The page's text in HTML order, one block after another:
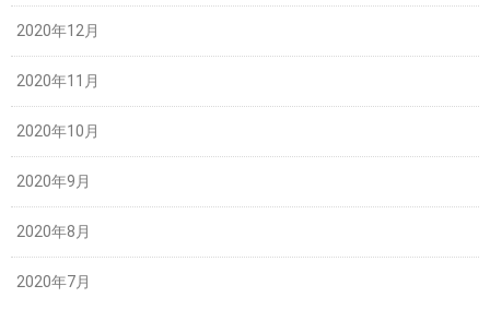
2020年12月
2020年11月
2020年10月
2020年9月
2020年8月
2020年7月